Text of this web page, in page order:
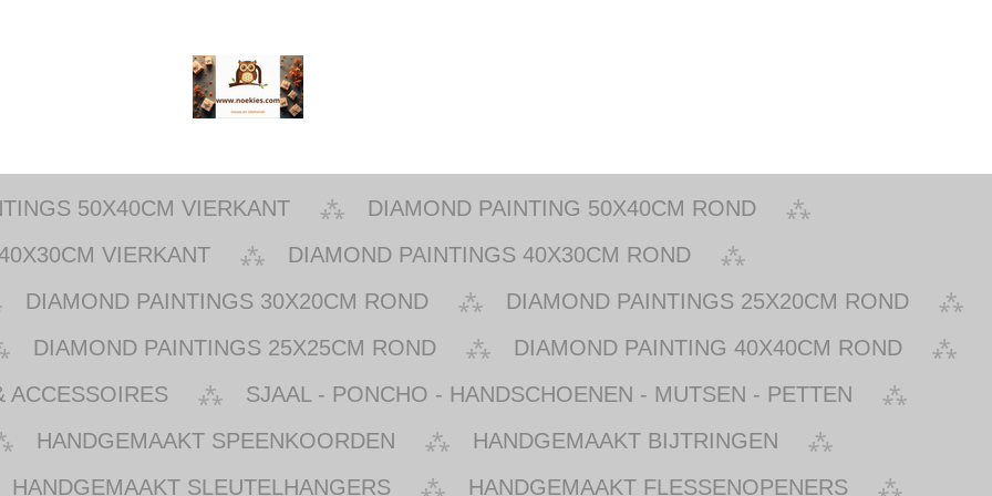
50X40CM VIERKANT
DIAMOND PAINTING 50X40CM ROND
VIERKANT
DIAMOND PAINTINGS 40X30CM ROND
DIAMOND PAINTINGS 30X20CM ROND
DIAMOND PAINTINGS 25X20CM ROND
DIAMOND PAINTINGS 25X25CM ROND
DIAMOND PAINTING 40X40CM ROND
ACCESSOIRES
SJAAL - PONCHO - HANDSCHOENEN - MUTSEN - PETTEN
HANDGEMAAKT SPEENKOORDEN
HANDGEMAAKT BIJTRINGEN
HANDGEMAAKT SLEUTELHANGERS
HANDGEMAAKT FLESSENOPENERS